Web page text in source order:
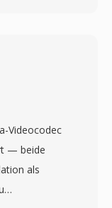
und
Video und
bis 4K
für Titel,
die
Videocodec
— beide
als